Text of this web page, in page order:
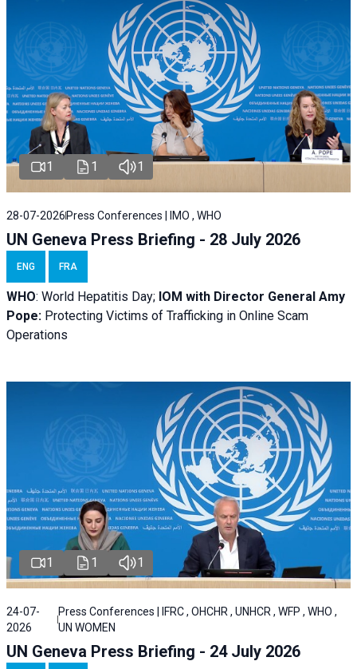
1 1 1
28-07-2026Press Conferences | IMO , WHO
UN Geneva Press Briefing - 28 July 2026
ENG FRA
WHO: World Hepatitis Day; IOM with Director General Amy
Pope: Protecting Victims of Trafficking in Online Scam
Operations
1 1 1
24-07-
2026
Press Conferences | IFRC , OHCHR , UNHCR , WFP , WHO ,
UN WOMEN
UN Geneva Press Briefing - 24 July 2026